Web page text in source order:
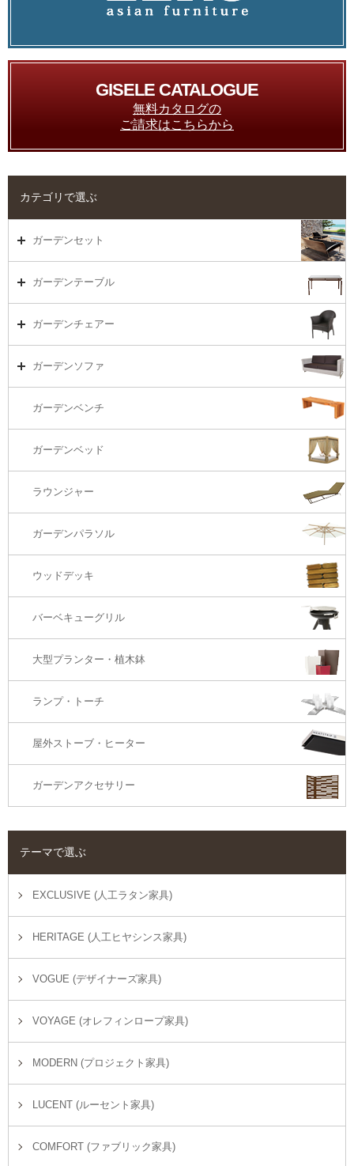
GISELE CATALOGUE
無料カタログの
ご請求はこちらから
カテゴリで選ぶ
ガーデンセット
ガーデンセット（海外在庫）
ラウンジ・ベッド
ガーデンテーブル
ガーデンテーブルTOP
コーヒーテーブル
カウンター・バーテーブル
ガーデンチェアー
ガーデンチェアーTOP
カウンター・バーチェアー
ガーデンソファ
ガーデンソファTOP
3Sソファ
オットマン・スツール
ガーデンベンチ
ガーデンベッド
ラウンジャー
ガーデンパラソル
ウッドデッキ
バーベキューグリル
大型プランター・植木鉢
ランプ・トーチ
屋外ストーブ・ヒーター
ガーデンアクセサリー
テーマで選ぶ
EXCLUSIVE (人工ラタン家具)
HERITAGE (人工ヒヤシンス家具)
VOGUE (デザイナーズ家具)
VOYAGE (オレフィンロープ家具)
MODERN (プロジェクト家具)
LUCENT (ルーセント家具)
COMFORT (ファブリック家具)